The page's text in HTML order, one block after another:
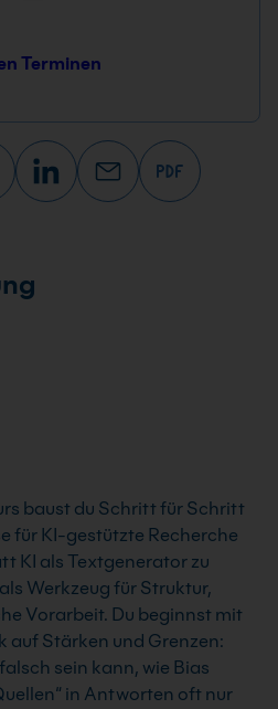
Terminen
baust du Schritt für Schritt
für KI-gestützte Recherche
KI als Textgenerator zu
Werkzeug für Struktur,
Vorarbeit. Du beginnst mit
auf Stärken und Grenzen:
sein kann, wie Bias
in Antworten oft nur